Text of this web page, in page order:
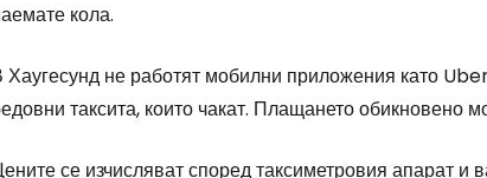
кола.
Хаугесунд не работят мобилни приложения като
таксита, които чакат. Плащането обикновено
се изчисляват според таксиметровия апарат и